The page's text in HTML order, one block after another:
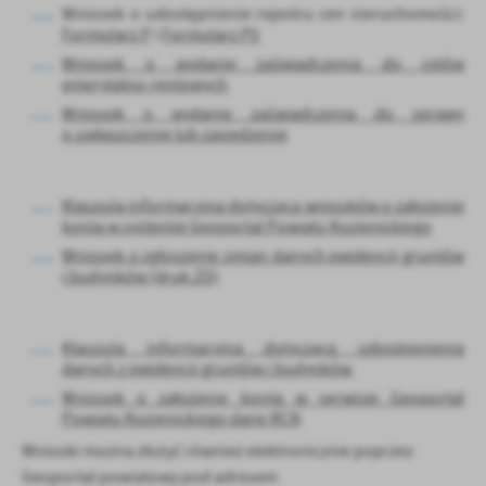
treści w postaci wiadomości, ofert, komunikatów mediów
społecznościowych.
Wniosek o udostępnienie rejestru cen nieruchomości:
Formularz P
Formularz P5
Wniosek o wydanie zaświadczenia do celów
emerytalno-rentowych
Wniosek o wydanie zaświadczenia do sprawy
o uwłaszczenie lub zasiedzenie
Klauzula informacyjna dotycząca wniosków o założenie
konta w systemie Geoportal Powiatu Kozienickiego
Wniosek o zgłoszenie zmian danych ewidencji gruntów
i budynków (druk ZD)
Klauzula informacyjna dotycząca udostępnienia
danych z ewidencji gruntów i budynków
Wniosek o założenie konta w serwisie Geoportal
Powiatu Kozienickiego dane RCN
Wnioski można złożyć również elektronicznie poprzez
Geoportal powiatowy pod adresem